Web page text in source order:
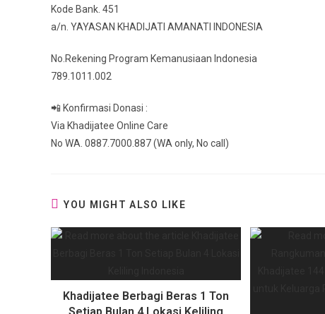
Kode Bank. 451
a/n. YAYASAN KHADIJATI AMANATI INDONESIA
No.Rekening Program Kemanusiaan Indonesia
789.1011.002
📲 Konfirmasi Donasi :
Via Khadijatee Online Care
No WA. 0887.7000.887 (WA only, No call)
YOU MIGHT ALSO LIKE
Khadijatee Berbagi Beras 1 Ton